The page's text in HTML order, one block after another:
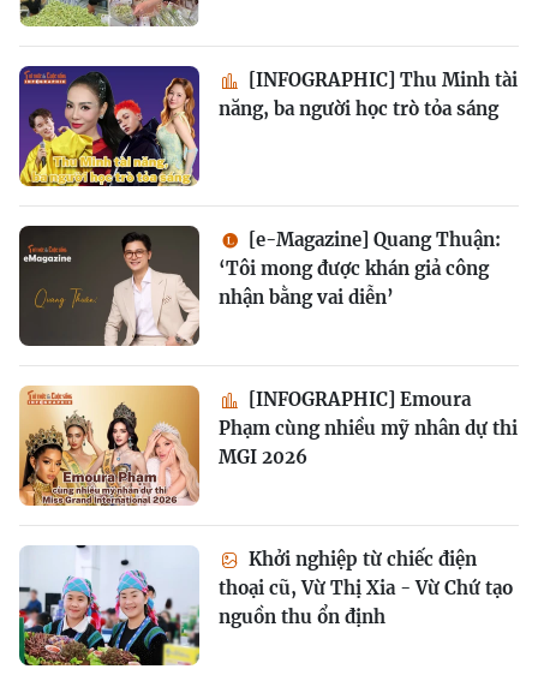
[INFOGRAPHIC] Thu Minh tài
năng, ba người học trò tỏa sáng
[e-Magazine] Quang Thuận:
‘Tôi mong được khán giả công
nhận bằng vai diễn’
[INFOGRAPHIC] Emoura
Phạm cùng nhiều mỹ nhân dự thi
MGI 2026
Khởi nghiệp từ chiếc điện
thoại cũ, Vừ Thị Xia - Vừ Chứ tạo
nguồn thu ổn định